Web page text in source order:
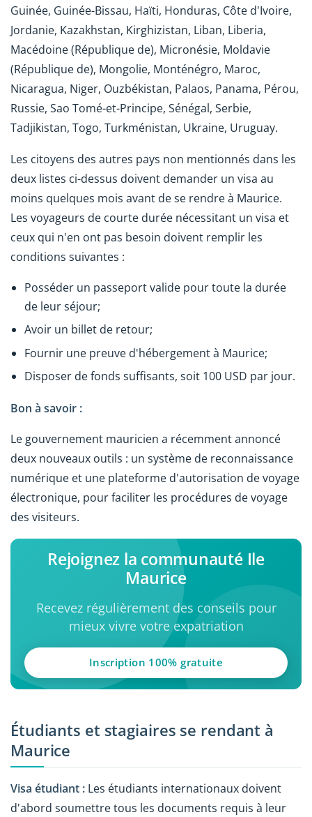
Guinée, Guinée-Bissau, Haïti, Honduras, Côte d'Ivoire,
Jordanie, Kazakhstan, Kirghizistan, Liban, Liberia,
Macédoine (République de), Micronésie, Moldavie
(République de), Mongolie, Monténégro, Maroc,
Nicaragua, Niger, Ouzbékistan, Palaos, Panama, Pérou,
Russie, Sao Tomé-et-Principe, Sénégal, Serbie,
Tadjikistan, Togo, Turkménistan, Ukraine, Uruguay.
Les citoyens des autres pays non mentionnés dans les
deux listes ci-dessus doivent demander un visa au
moins quelques mois avant de se rendre à Maurice.
Les voyageurs de courte durée nécessitant un visa et
ceux qui n'en ont pas besoin doivent remplir les
conditions suivantes :
Posséder un passeport valide pour toute la durée
de leur séjour;
Avoir un billet de retour;
Fournir une preuve d'hébergement à Maurice;
Disposer de fonds suffisants, soit 100 USD par jour.
Bon à savoir :
Le gouvernement mauricien a récemment annoncé
deux nouveaux outils : un système de reconnaissance
numérique et une plateforme d'autorisation de voyage
électronique, pour faciliter les procédures de voyage
des visiteurs.
Rejoignez la communauté Ile
Maurice
Recevez régulièrement des conseils pour
mieux vivre votre expatriation
Inscription 100% gratuite
Étudiants et stagiaires se rendant à
Maurice
Visa étudiant : Les étudiants internationaux doivent
d'abord soumettre tous les documents requis à leur